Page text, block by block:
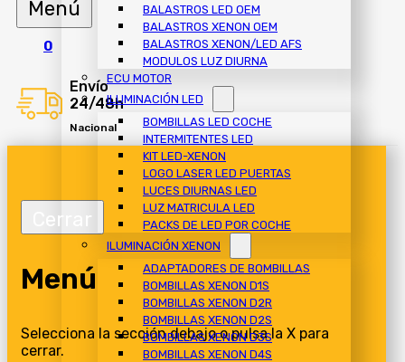
BALASTROS LED OEM
BALASTROS XENON OEM
BALASTROS XENON/LED AFS
MODULOS LUZ DIURNA
ECU MOTOR
ILUMINACIÓN LED
BOMBILLAS LED COCHE
INTERMITENTES LED
KIT LED-XENON
LOGO LASER LED PUERTAS
LUCES DIURNAS LED
LUZ MATRICULA LED
PACKS DE LED POR COCHE
ILUMINACIÓN XENON
ADAPTADORES DE BOMBILLAS
BOMBILLAS XENON D1S
BOMBILLAS XENON D2R
BOMBILLAS XENON D2S
BOMBILLAS XENON D3S
BOMBILLAS XENON D4S
0
Envío
24/48h
Nacional
Menú
Selecciona la sección debajo o pulsa la X para
cerrar.